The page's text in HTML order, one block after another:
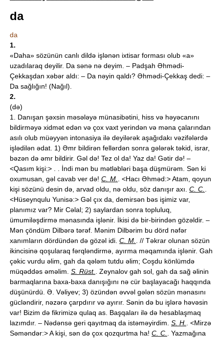
da
da
1.
«Daha» sözünün canlı dildə işlənən ixtisar forması olub «a»
uzadılaraq deyilir. Da sənə nə deyim. – Padşah Əhmədi-
Çekkaşdan xəbər aldı: – Da nəyin qaldı? Əhmədi-Çekkaş dedi: –
Da sağlığın! (Nağıl).
2.
(də)
1. Danışan şəxsin məsələyə münasibətini, hiss və həyəcanını
bildirməyə xidmət edən və çox vaxt yerindən və məna çalarından
asılı olub müəyyən intonasiya ilə deyilərək aşağıdakı vəzifələrdə
işlədilən ədat. 1) Əmr bildirən fellərdən sonra gələrək təkid, israr,
bəzən də əmr bildirir. Gəl də! Tez ol da! Yaz da! Gətir də! –
<Qasım kişi:> . . İndi mən bu mətləbləri başa düşmürəm. Sən ki
oxumusan, gəl cavab ver də! C. M.
. <Hacı Əhməd:> Atam, qoyun
kişi sözünü desin də, arvad oldu, nə oldu, söz danışır axı. C. C.
<Hüseynqulu Yunisə:> Gəl çıx da, demirsən bəs işimiz var,
planımız var? Mir Cəlal; 2) saylardan sonra topluluq,
ümumiləşdirmə mənasında işlənir. İkisi də bir-birindən gözəldir. –
Mən çöndüm Dilbərə tərəf. Mənim Dilbərim bu dörd nəfər
xanımların dördündən də gözəl idi. C. M.
. // Təkrar olunan sözün
ikincisinə qoşularaq fərqləndirmə, ayırma məqamında işlənir. Gah
çəkic vurdu əlim, gah da qələm tutdu əlim; Coşdu könlümdə
müqəddəs əməlim. S. Rüst.
. Zeynalov gah sol, gah da sağ əlinin
barmaqlarına baxa-baxa danışığını nə cür başlayacağı haqqında
düşünürdü. Ə. Vəliyev; 3) özündən əvvəl gələn sözün mənasını
gücləndirir, nəzərə çarpdırır və ayırır. Sənin də bu işlərə həvəsin
var! Bizim də fikrimizə qulaq as. Başqaları ilə də hesablaşmaq
lazımdır. – Nədənsə geri qayıtmaq da istəməyirdim. S. H.
. <Mirzə
Səməndər:> A kişi, sən də çox qozqurtma ha! C. C.
. Yazmağına